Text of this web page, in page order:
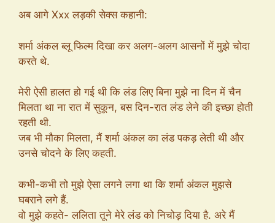
अब आगे Xxx लड़की सेक्स कहानी:
शर्मा अंकल ब्लू फिल्म दिखा कर अलग-अलग आसनों में मुझे चोदा
करते थे.
मेरी ऐसी हालत हो गई थी कि लंड लिए बिना मुझे ना दिन में चैन
मिलता था ना रात में सुकून, बस दिन-रात लंड लेने की इच्छा होती
रहती थी.
जब भी मौका मिलता, मैं शर्मा अंकल का लंड पकड़ लेती थी और
उनसे चोदने के लिए कहती.
कभी-कभी तो मुझे ऐसा लगने लगा था कि शर्मा अंकल मुझसे
घबराने लगे हैं.
वो मुझे कहते- ललिता तूने मेरे लंड को निचोड़ दिया है. अरे मैं